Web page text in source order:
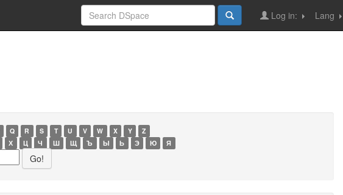
Lang
Log in:
Q R S T U V W X Y
Z
Х Ц Ч Ш Щ Ъ Ы Ь Э Ю Я